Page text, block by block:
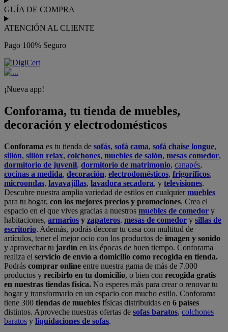
GUÍA DE COMPRA
ATENCIÓN AL CLIENTE
Pago 100% Seguro
¡Nueva app!
Conforama, tu tienda de muebles,
decoración y electrodomésticos
Conforama es tu tienda de sofás, sofá cama, sofá chaise longue,
sillón, sillón relax, colchones, muebles de salón, mesas comedor,
dormitorio de juvenil, dormitorio de matrimonio, canapés,
cocinas a medida, decoración, electrodomésticos, frigoríficos,
microondas, lavavajillas, lavadora secadora, y televisiones.
Descubre nuestra amplia variedad de estilos en cualquiermuebles
para tu hogar, con los mejores precios y promociones. Crea el
espacio en el que vives gracias a nuestros muebles de comedor y
habitaciones, armarios y zapateros, mesas de comedor y sillas de
escritorio. Además, podrás decorar tu casa con multitud de
artículos, tener el mejor ocio con los productos de imagen y sonido
y aprovechar tu jardín en las épocas de buen tiempo. Conforama
realiza el servicio de envío a domicilio como recogida en tienda.
Podrás comprar online entre nuestra gama de más de 7.000
productos y recibirlo en tu domicilio, o bien con recogida gratis
en nuestras tiendas física. No esperes más para crear o renovar tu
hogar y transformarlo en un espacio con mucho estilo. Conforama
tiene 300 tiendas de muebles físicas distribuidas en 6 países
distintos. Aproveche nuestras ofertas de sofas baratos, colchones
baratos y liquidaciones de sofas.